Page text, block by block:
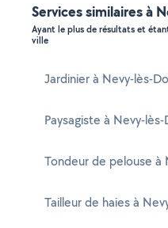
Services similaires à
Ayant le plus de résultats et
ville
Jardinier à Nevy-lès-
Paysagiste à Nevy-lès-
Tondeur de pelouse à
Tailleur de haies à